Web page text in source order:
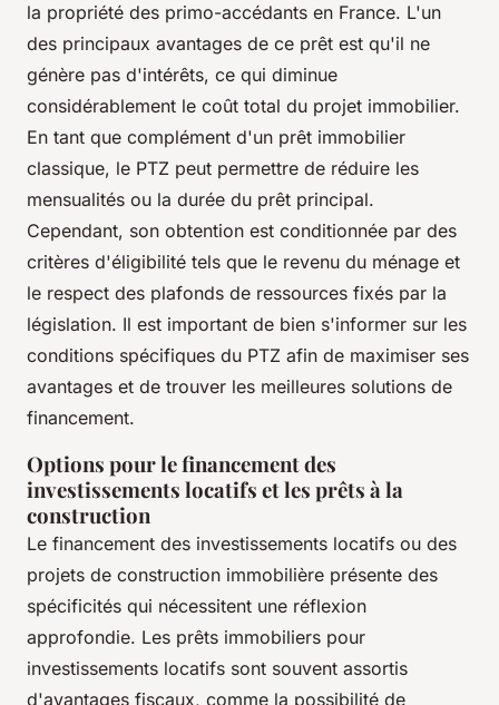
la propriété des primo-accédants en France. L'un
des principaux avantages de ce prêt est qu'il ne
génère pas d'intérêts, ce qui diminue
considérablement le coût total du projet immobilier.
En tant que complément d'un prêt immobilier
classique, le PTZ peut permettre de réduire les
mensualités ou la durée du prêt principal.
Cependant, son obtention est conditionnée par des
critères d'éligibilité tels que le revenu du ménage et
le respect des plafonds de ressources fixés par la
législation. Il est important de bien s'informer sur les
conditions spécifiques du PTZ afin de maximiser ses
avantages et de trouver les meilleures solutions de
financement.
Options pour le financement des
investissements locatifs et les prêts à la
construction
Le financement des investissements locatifs ou des
projets de construction immobilière présente des
spécificités qui nécessitent une réflexion
approfondie. Les prêts immobiliers pour
investissements locatifs sont souvent assortis
d'avantages fiscaux, comme la possibilité de